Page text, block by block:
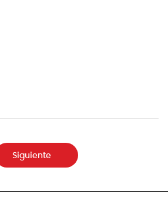
Siguiente